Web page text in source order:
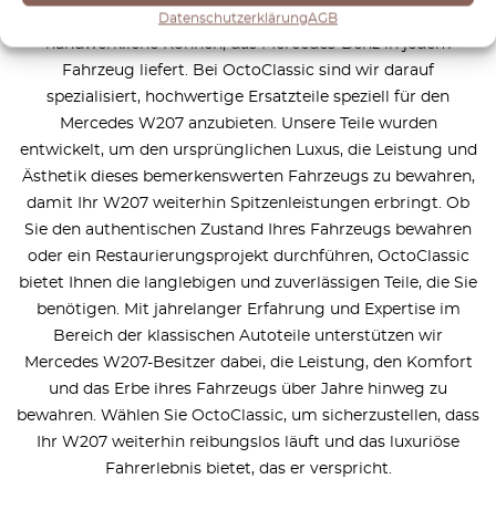
DatenschutzerklärungAGB
einer sanften Fahrt ist er ein wahres Zeugnis für das
handwerkliche Können, das Mercedes-Benz in jedem
Fahrzeug liefert. Bei OctoClassic sind wir darauf
spezialisiert, hochwertige Ersatzteile speziell für den
Mercedes W207 anzubieten. Unsere Teile wurden
entwickelt, um den ursprünglichen Luxus, die Leistung und
Ästhetik dieses bemerkenswerten Fahrzeugs zu bewahren,
damit Ihr W207 weiterhin Spitzenleistungen erbringt. Ob
Sie den authentischen Zustand Ihres Fahrzeugs bewahren
oder ein Restaurierungsprojekt durchführen, OctoClassic
bietet Ihnen die langlebigen und zuverlässigen Teile, die Sie
benötigen. Mit jahrelanger Erfahrung und Expertise im
Bereich der klassischen Autoteile unterstützen wir
Mercedes W207-Besitzer dabei, die Leistung, den Komfort
und das Erbe ihres Fahrzeugs über Jahre hinweg zu
bewahren. Wählen Sie OctoClassic, um sicherzustellen, dass
Ihr W207 weiterhin reibungslos läuft und das luxuriöse
Fahrerlebnis bietet, das er verspricht.